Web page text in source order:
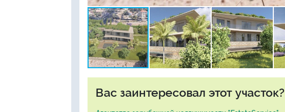
Вас заинтересовал этот участок?